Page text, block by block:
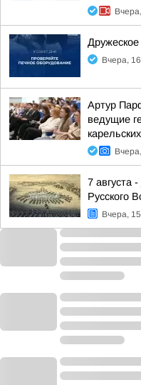
Вчера,
Артур
ведущие
7 августа
Русского
Вчера,